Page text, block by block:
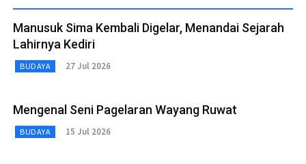
Manusuk Sima Kembali Digelar, Menandai Sejarah
Lahirnya Kediri
BUDAYA 27 Jul 2026
Mengenal Seni Pagelaran Wayang Ruwat
BUDAYA 15 Jul 2026